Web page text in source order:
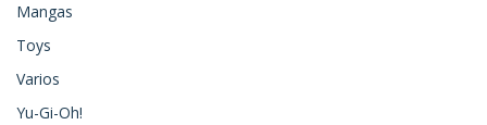
Mangas
Toys
Varios
Yu-Gi-Oh!